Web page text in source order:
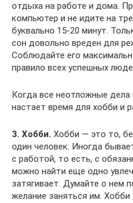
отдыха на работе и дома.
компьютер и не идите на
буквально 15-20 минут.
сон довольно вреден для
Соблюдайте его
правило всех успешных
Когда все неотложные
настает время для хобби и
3. Хобби. Хобби — это то,
один человек. Иногда
с работой, то есть, с
можно найти еще одно
затягивает. Думайте о нем
желание заняться им.